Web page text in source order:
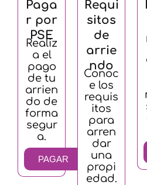
Paga
r por
PSE
Realiz
a el
pago
de tu
arrien
do de
forma
segur
a.
PAGAR
Requi
sitos
de
arrie
ndo
Conoc
e los
requis
itos
para
arren
dar
una
propi
edad.